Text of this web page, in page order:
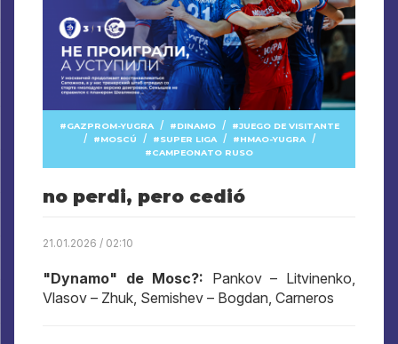
GAZPROM-YUGRA / DINAMO / JUEGO DE VISITANTE
/ MOSCÚ / SUPER LIGA / HMAO-YUGRA /
CAMPEONATO RUSO
no perdi, pero cedió
21.01.2026 / 02:10
"Dynamo" de Mosc?: Pankov – Litvinenko,
Vlasov – Zhuk, Semishev – Bogdan, Carneros